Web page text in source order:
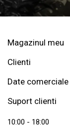
Magazinul meu
Clienti
Date comerciale
Suport clienti
10:00 - 18:00